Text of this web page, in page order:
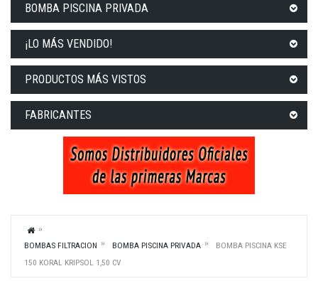
BOMBA PISCINA PRIVADA
¡LO MÁS VENDIDO!
PRODUCTOS MÁS VISTOS
FABRICANTES
BOMBAS FILTRACION BOMBA PISCINA PRIVADA
BOMBA PISCINA KSE
150 KORAL KRIPSOL 1,50 CV